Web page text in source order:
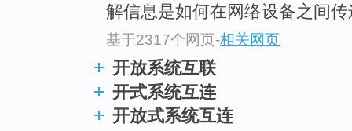
解信息是如何在网络设备之间
基于2317个网页-相关网页
开放系统互联
开式系统互连
开放式系统互连